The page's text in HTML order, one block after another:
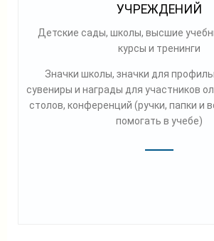
УЧРЕЖДЕНИЙ
Детские сады, школы, высшие
курсы и тренинги
Значки школы, значки для
сувениры и награды для участников
столов, конференций (ручки, папки и
помогать в учебе)